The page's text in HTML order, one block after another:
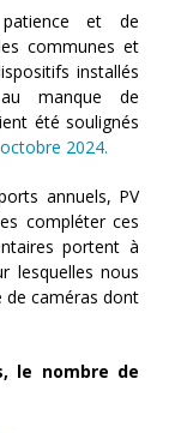
et de
communes et
installés
manque de
été soulignés
2024.
annuels, PV
compléter ces
portent à
lesquelles nous
de caméras dont
le nombre de